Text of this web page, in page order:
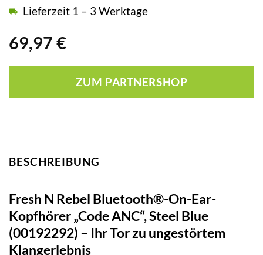
69,97 €
Lieferzeit 1 – 3 Werktage
ZUM PARTNERSHOP
BESCHREIBUNG
Fresh N Rebel Bluetooth®-On-Ear-
Kopfhörer „Code ANC“, Steel Blue
(00192292) – Ihr Tor zu ungestörtem
Klangerlebnis